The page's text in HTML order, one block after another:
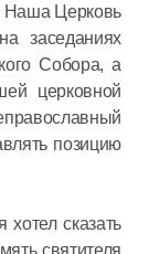
Наша Церковь
заседаниях
Собора, а
церковной
позицию
хотел сказать
святителя